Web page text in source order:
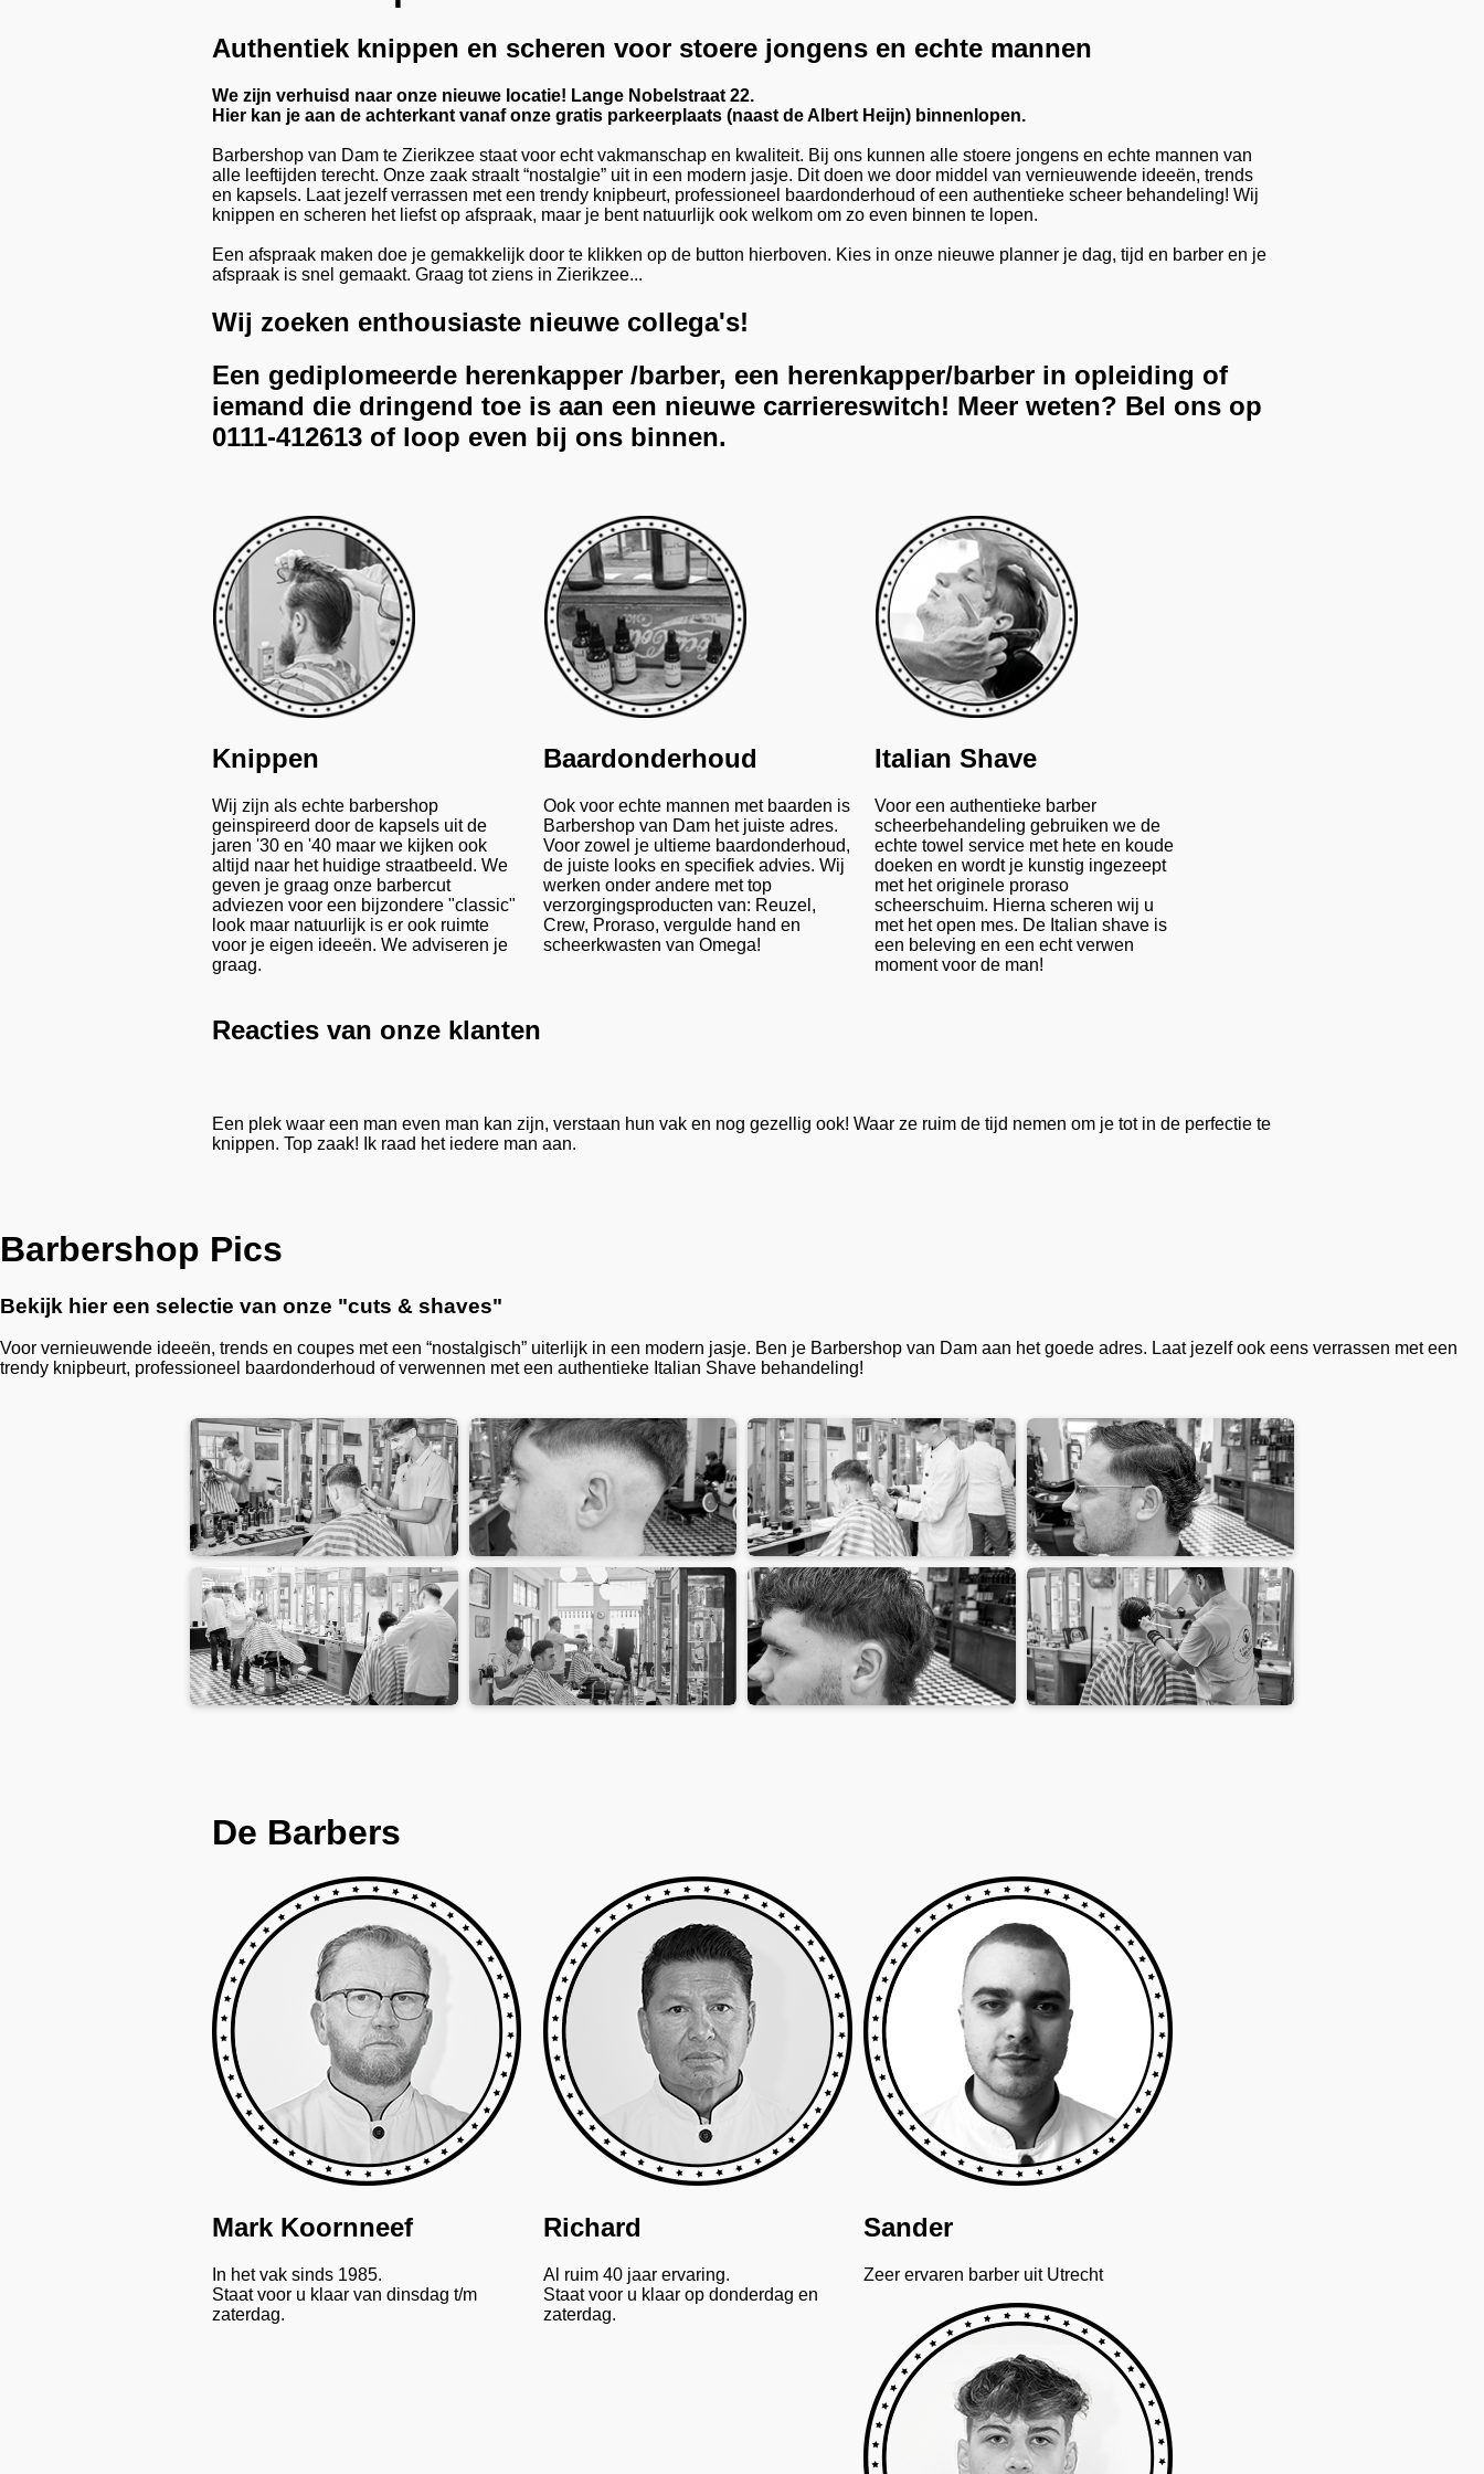
Authentiek knippen en scheren voor stoere jongens en echte mannen
We zijn verhuisd naar onze nieuwe locatie! Lange Nobelstraat 22.
Hier kan je aan de achterkant vanaf onze gratis parkeerplaats (naast de Albert Heijn) binnenlopen.
Barbershop van Dam te Zierikzee staat voor echt vakmanschap en kwaliteit. Bij ons kunnen alle stoere jongens en echte mannen van
alle leeftijden terecht. Onze zaak straalt “nostalgie” uit in een modern jasje. Dit doen we door middel van vernieuwende ideeën, trends
en kapsels. Laat jezelf verrassen met een trendy knipbeurt, professioneel baardonderhoud of een authentieke scheer behandeling! Wij
knippen en scheren het liefst op afspraak, maar je bent natuurlijk ook welkom om zo even binnen te lopen.
Een afspraak maken doe je gemakkelijk door te klikken op de button hierboven. Kies in onze nieuwe planner je dag, tijd en barber en je
afspraak is snel gemaakt. Graag tot ziens in Zierikzee...
Wij zoeken enthousiaste nieuwe collega's!
Een gediplomeerde herenkapper /barber, een herenkapper/barber in opleiding of
iemand die dringend toe is aan een nieuwe carriereswitch! Meer weten? Bel ons op
0111-412613 of loop even bij ons binnen.
Knippen
Wij zijn als echte barbershop
geinspireerd door de kapsels uit de
jaren '30 en '40 maar we kijken ook
altijd naar het huidige straatbeeld. We
geven je graag onze barbercut
adviezen voor een bijzondere "classic"
look maar natuurlijk is er ook ruimte
voor je eigen ideeën. We adviseren je
graag.
Baardonderhoud
Ook voor echte mannen met baarden is
Barbershop van Dam het juiste adres.
Voor zowel je ultieme baardonderhoud,
de juiste looks en specifiek advies. Wij
werken onder andere met top
verzorgingsproducten van: Reuzel,
Crew, Proraso, vergulde hand en
scheerkwasten van Omega!
Italian Shave
Voor een authentieke barber
scheerbehandeling gebruiken we de
echte towel service met hete en koude
doeken en wordt je kunstig ingezeept
met het originele proraso
scheerschuim. Hierna scheren wij u
met het open mes. De Italian shave is
een beleving en een echt verwen
moment voor de man!
Reacties van onze klanten
Een plek waar een man even man kan zijn, verstaan hun vak en nog gezellig ook! Waar ze ruim de tijd nemen om je tot in de perfectie te
knippen. Top zaak! Ik raad het iedere man aan.
Barbershop Pics
Bekijk hier een selectie van onze "cuts & shaves"
Voor vernieuwende ideeën, trends en coupes met een “nostalgisch” uiterlijk in een modern jasje. Ben je Barbershop van Dam aan het goede adres. Laat jezelf ook eens verrassen met een
trendy knipbeurt, professioneel baardonderhoud of verwennen met een authentieke Italian Shave behandeling!
De Barbers
Mark Koornneef
In het vak sinds 1985.
Staat voor u klaar van dinsdag t/m
zaterdag.
Richard
Al ruim 40 jaar ervaring.
Staat voor u klaar op donderdag en
zaterdag.
Sander
Zeer ervaren barber uit Utrecht